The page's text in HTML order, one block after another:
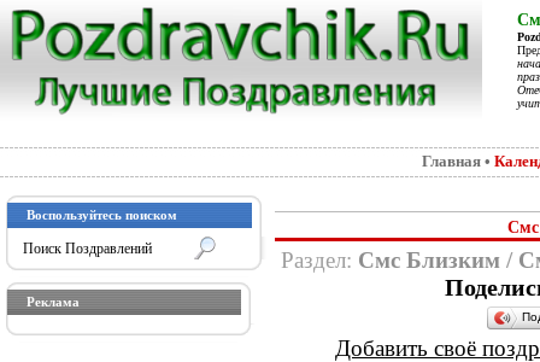
Главная •
Воспользуйтесь поиском
Реклама
Раздел: Смс Близким /
Добавить своё